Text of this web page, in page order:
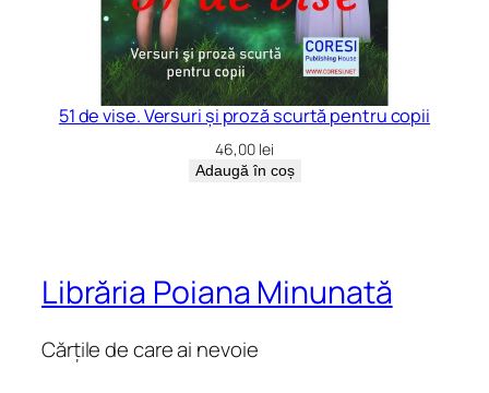
51 de vise. Versuri și proză scurtă pentru copii
46,00 lei
Adaugă în coș
Librăria Poiana Minunată
Cărțile de care ai nevoie